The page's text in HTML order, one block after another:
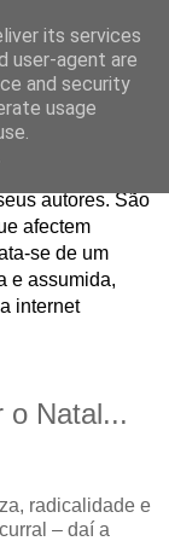
Ecclesia com
e
é
autores. São
afectem
se de um
e assumida,
internet
o Natal...
radicalidade e
– daí a
its services
user-agent are
and security
usage